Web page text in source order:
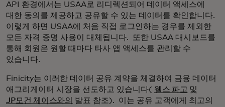
API 환경에서는 USAA로 리디렉션되어 데이터 액세스에
대한 동의를 제공하고 공유할 수 있는 데이터를 확인합니다.
이렇게 하면 USAA에 처음 직접 로그인하는 경우를 제외한
모든 자격 증명 사용이 대체됩니다. 또한 USAA 대시보드를
통해 회원은 원할 때마다 타사 앱 액세스를 관리할 수
있습니다.
Finicity는 이러한 데이터 공유 계약을 체결하여 금융 데이터
애그리게이터 시장을 선도하고 있습니다( 웰스 파고 및
JP모건 체이스와의 발표 참조). 이는 공유 고객에게 최고의